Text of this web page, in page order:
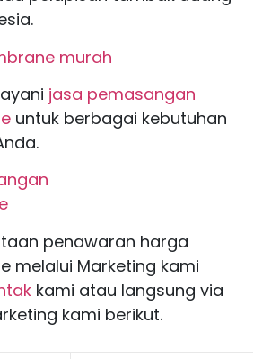
jasa pemasangan
untuk berbagai kebutuhan
penawaran harga
melalui Marketing kami
kami atau langsung via
kami berikut.